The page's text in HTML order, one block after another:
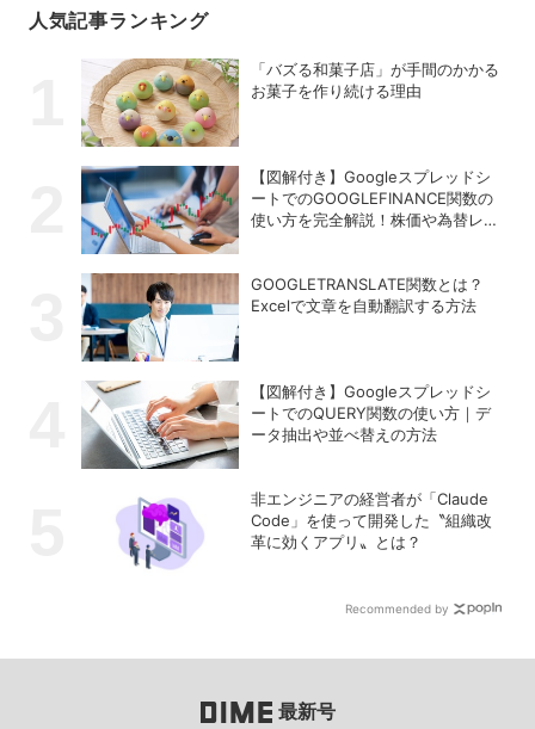
人気記事ランキング
「バズる和菓子店」が手間のかかる
お菓子を作り続ける理由
【図解付き】Googleスプレッドシ
ートでのGOOGLEFINANCE関数の
使い方を完全解説！株価や為替レー
GOOGLETRANSLATE関数とは？
Excelで文章を自動翻訳する方法
【図解付き】Googleスプレッドシ
ートでのQUERY関数の使い方｜デ
ータ抽出や並べ替えの方法
非エンジニアの経営者が「Claude
Code」を使って開発した〝組織改
革に効くアプリ〟とは？
Recommended by
最新号